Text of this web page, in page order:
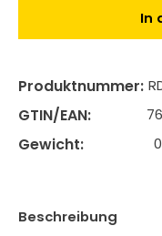
In
Produktnummer:
GTIN/EAN:
Gewicht:
Beschreibung